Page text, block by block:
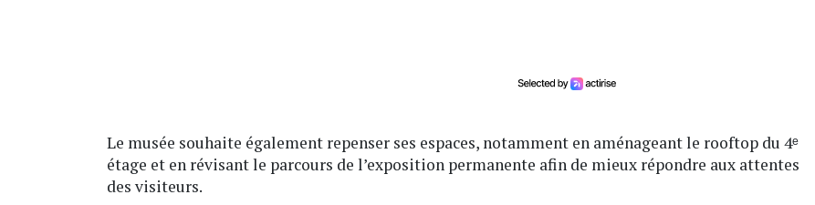
Le musée souhaite également repenser ses espaces, notamment en aménageant le rooftop du 4ᵉ
étage et en révisant le parcours de l’exposition permanente afin de mieux répondre aux attentes
des visiteurs.